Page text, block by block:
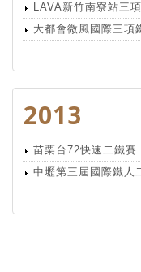
LAVA新竹南寮站三
大都會微風國際三項
2013
苗栗台72快速二鐵賽
中壢第三屆國際鐵人